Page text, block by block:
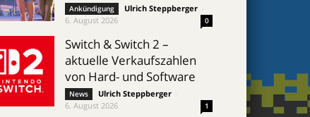
Ankündigung Ulrich Steppberger
6. August 2026
0
Switch & Switch 2 –
aktuelle Verkaufszahlen
von Hard- und Software
News Ulrich Steppberger
6. August 2026
1